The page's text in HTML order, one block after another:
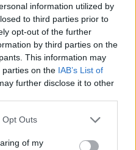
information utilized by
to third parties prior to
opt-out of the further
by third parties on the
This information may
parties on the IAB’s List of
further disclose it to other
uses one or more Google
behaviour. You may click to
Opt Outs
of my
Μάικλ Τζόρνταν εκτός
εποχών, δείτε βίντεο
μου και το αγαπημένο
όταν επιχείρησε να